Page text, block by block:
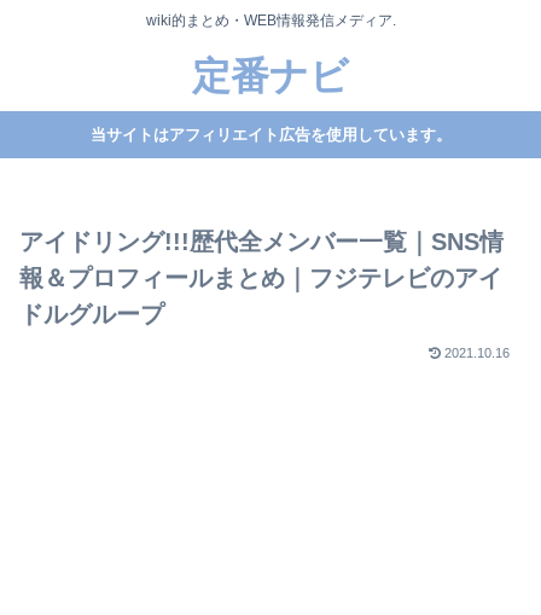
wiki的まとめ・WEB情報発信メディア.
定番ナビ
当サイトはアフィリエイト広告を使用しています。
アイドリング!!!歴代全メンバー一覧｜SNS情
報＆プロフィールまとめ｜フジテレビのアイ
ドルグループ
2021.10.16